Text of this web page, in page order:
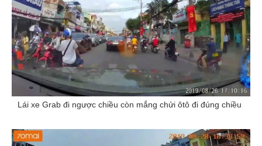
Lái xe Grab đi ngược chiều còn mắng chửi ôtô đi đúng chiều